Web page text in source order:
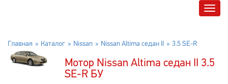
Главная Каталог Nissan Nissan Altima седан II 3.5 SE-R
Мотор Nissan Altima седан II 3.5
SE-R БУ